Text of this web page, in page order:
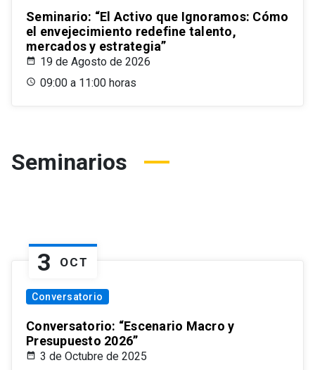
Seminario: “El Activo que Ignoramos: Cómo
el envejecimiento redefine talento,
mercados y estrategia”
19 de Agosto de 2026
09:00 a 11:00 horas
Seminarios
3 OCT
Conversatorio
Conversatorio: “Escenario Macro y
Presupuesto 2026”
3 de Octubre de 2025